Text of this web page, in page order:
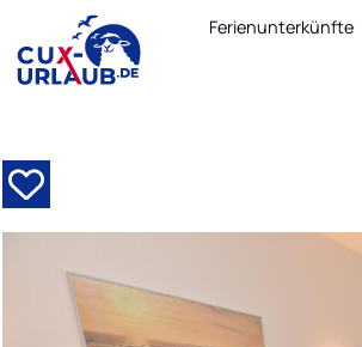
Ferienunterkünfte